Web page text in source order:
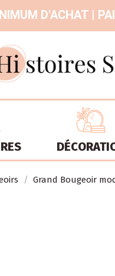
D'ACHAT |
/10
Grand Bougeoir